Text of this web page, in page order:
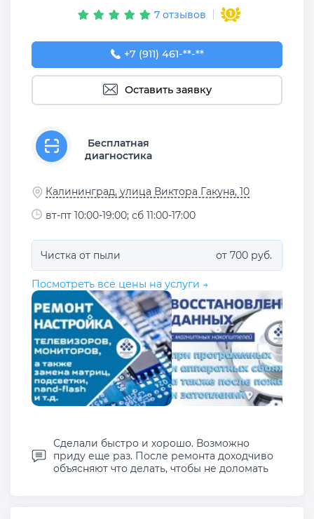
7 отзывов
+7 (911) 461-90-82
+7 (911) 461-**-**
Оставить заявку
Бесплатная
диагностика
Калининград, улица Виктора Гакуна, 10
вт-пт 10:00-19:00; сб 11:00-17:00
Чистка от пыли от 700 руб.
Посмотреть все цены на услуги →
Сделали быстро и хорошо. Возможно
приду еще раз. После ремонта доходчиво
объясняют что делать, чтобы не доломать